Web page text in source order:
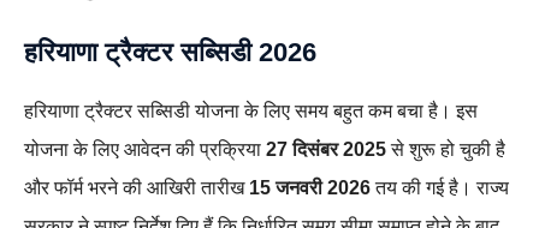
हरियाणा ट्रैक्टर सब्सिडी 2026
हरियाणा ट्रैक्टर सब्सिडी योजना के लिए समय बहुत कम बचा है। इस
योजना के लिए आवेदन की प्रक्रिया 27 दिसंबर 2025से शुरू हो चुकी है
और फॉर्म भरने की आखिरी तारीख 15 जनवरी 2026तय की गई है। राज्य